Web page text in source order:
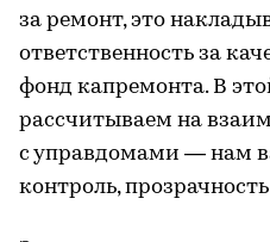
за ремонт, это
ответственность за
фонд капремонта. В
рассчитываем на
с управдомами — нам
контроль,